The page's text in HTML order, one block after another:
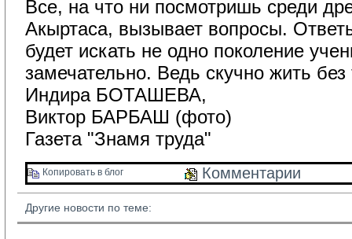
Все, на что ни посмотришь среди
Акыртаса, вызывает вопросы.
будет искать не одно поколение
замечательно. Ведь скучно жить без
Индира БОТАШЕВА,
Виктор БАРБАШ (фото)
Газета "Знамя труда"
Копировать в блог Комментарии
Другие новости по теме: